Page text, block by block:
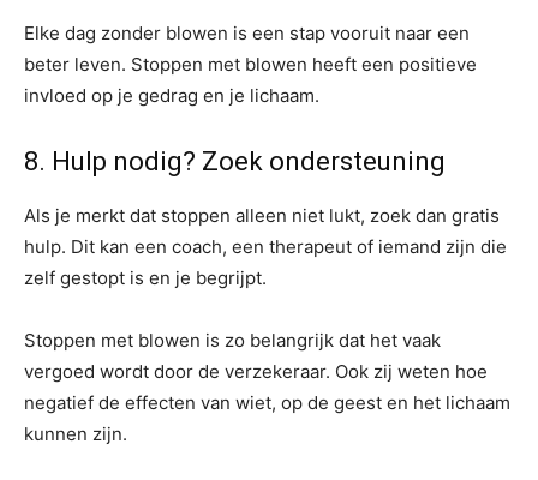
Elke dag zonder blowen is een stap vooruit naar een
beter leven. Stoppen met blowen heeft een positieve
invloed op je gedrag en je lichaam.
8. Hulp nodig? Zoek ondersteuning
Als je merkt dat stoppen alleen niet lukt, zoek dan gratis
hulp. Dit kan een coach, een therapeut of iemand zijn die
zelf gestopt is en je begrijpt.
Stoppen met blowen is zo belangrijk dat het vaak
vergoed wordt door de verzekeraar. Ook zij weten hoe
negatief de effecten van wiet, op de geest en het lichaam
kunnen zijn.